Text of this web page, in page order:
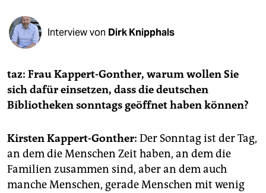
shop
fragen & hilfe
abo
genossenschaft
epaper login
Interview von Dirk Knipphals
taz: Frau Kappert-Gonther, warum wollen Sie
sich dafür einsetzen, dass die deutschen
Bibliotheken sonntags geöffnet haben können?
Kirsten Kappert-Gonther: Der Sonntag ist der Tag,
an dem die Menschen Zeit haben, an dem die
Familien zusammen sind, aber an dem auch
manche Menschen, gerade Menschen mit wenig